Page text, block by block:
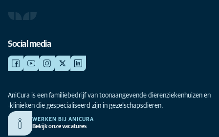
Social media
AniCura is een familiebedrijf van toonaangevende dierenziekenhuizen en
-klinieken die gespecialiseerd zijn in gezelschapsdieren.
WERKEN BIJ ANICURA
Bekijk onze vacatures